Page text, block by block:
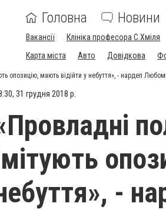
Головна Новини
Вакансії Клініка професора С.Хміля
Карта міста
Авто Довідкова
опозицію, мають відійти у небуття», - нардеп
31 грудня 2018 р.
-